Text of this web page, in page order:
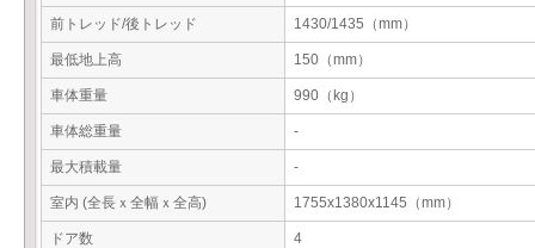
前トレッド/後トレッド 1430/1435（mm）
最低地上高 150（mm）
車体重量 990（kg）
車体総重量 -
最大積載量 -
室内 (全長ｘ全幅ｘ全高) 1755x1380x1145（mm）
ドア数 4